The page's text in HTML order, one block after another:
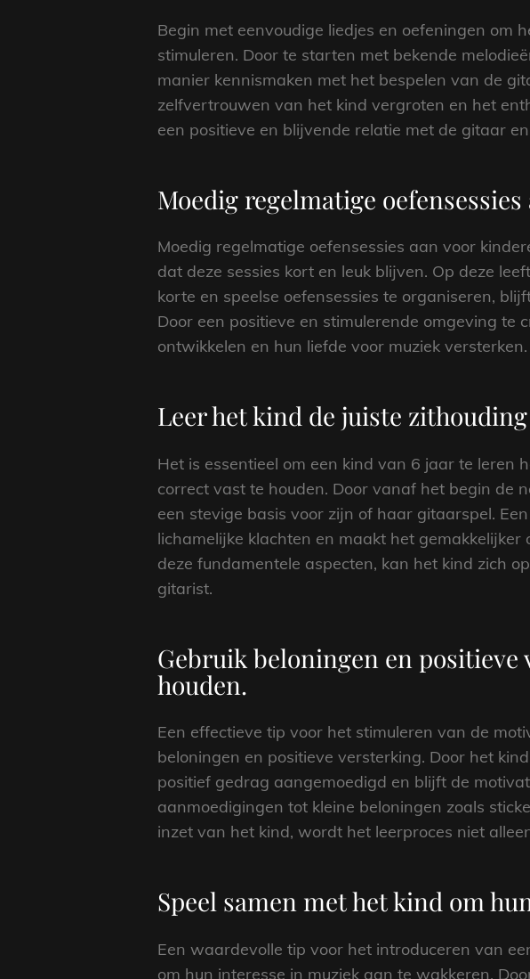
Begin met eenvoudige liedjes en oefeningen om
stimuleren. Door te starten met bekende
manier kennismaken met het bespelen van de
zelfvertrouwen van het kind vergroten en het
een positieve en blijvende relatie met de gitaar
Moedig regelmatige
Moedig regelmatige oefensessies aan voor
dat deze sessies kort en leuk blijven. Op deze
korte en speelse oefensessies te organiseren,
Door een positieve en stimulerende omgeving te
ontwikkelen en hun liefde voor muziek versterken.
Leer het kind de juiste
Het is essentieel om een kind van 6 jaar te leren
correct vast te houden. Door vanaf het begin de
een stevige basis voor zijn of haar gitaarspel.
lichamelijke klachten en maakt het
deze fundamentele aspecten, kan het kind zich
gitarist.
Gebruik beloningen en
houden.
Een effectieve tip voor het stimuleren van de
beloningen en positieve versterking. Door het
positief gedrag aangemoedigd en blijft de
aanmoedigingen tot kleine beloningen zoals
inzet van het kind, wordt het leerproces niet
Speel samen met het kind om
Een waardevolle tip voor het introduceren van
om hun interesse in muziek aan te wakkeren.